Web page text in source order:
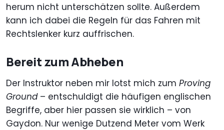
herum nicht unterschätzen sollte. Außerdem
kann ich dabei die Regeln für das Fahren mit
Rechtslenker kurz auffrischen.
Bereit zum Abheben
Der Instruktor neben mir lotst mich zum Proving
Ground– entschuldigt die häufigen englischen
Begriffe, aber hier passen sie wirklich – von
Gaydon. Nur wenige Dutzend Meter vom Werk